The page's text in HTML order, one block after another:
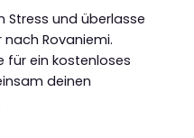
Stress und überlasse
Rovaniemi.
für ein kostenloses
deinen